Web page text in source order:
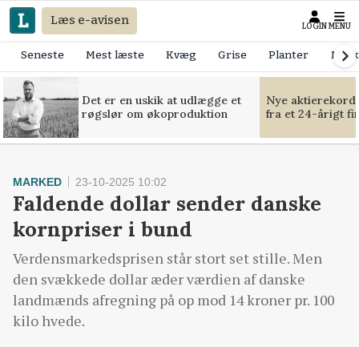
Læs e-avisen LOGIN MENU
Seneste Mest læste Kvæg Grise Planter
Det er en uskik at udlægge et
røgslør om økoproduktion
Nye
fra et 24-årigt
MARKED 23-10-2025 10:02
Faldende dollar sender danske
kornpriser i bund
Verdensmarkedsprisen står stort set stille. Men
den svækkede dollar æder værdien af danske
landmænds afregning på op mod 14 kroner pr. 100
kilo hvede.